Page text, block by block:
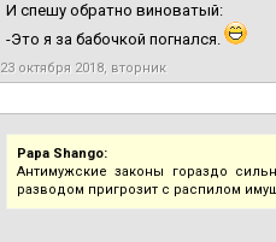
И спешу обратно виноватый:
-Это я за бабочкой погнался.
23 октября 2018, вторник
Papa Shango:
Антимужские законы гораздо
разводом пригрозит с распилом